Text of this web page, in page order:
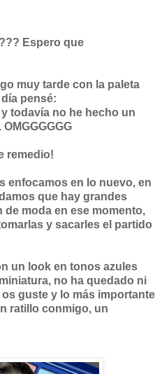
Espero que
muy tarde con la paleta
pensé:
y todavía no he hecho un
remedio!
enfocamos en lo nuevo, en
que hay grandes
moda en ese momento,
y sacarles el partido
un look en tonos azules
no ha quedado ni
guste y lo más importante
ratillo conmigo, un